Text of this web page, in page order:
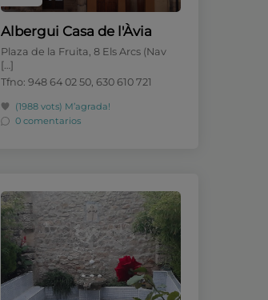
Albergui Casa de l'Àvia
Plaza de la Fruita, 8 Els Arcs (Nav
[…]
Tfno: 948 64 02 50, 630 610 721
(1988 vots) M’agrada!
0 comentarios